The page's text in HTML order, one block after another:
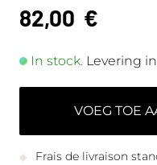
82,00 €
In stock. Levering
VOEG TOE
Frais de livraison